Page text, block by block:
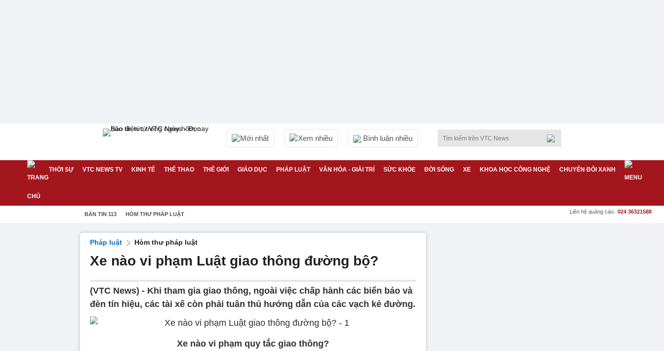
Mới nhất Xem nhiều Bình luận nhiều
THỜI SỰ VTC NEWS TV KINH TẾ THỂ THAO THẾ GIỚI GIÁO DỤC PHÁP LUẬT VĂN HÓA - GIẢI TRÍ SỨC KHỎE ĐỜI SỐNG XE KHOA HỌC CÔNG NGHỆ CHUYỂN ĐỔI XANH
BẢN TIN 113 HÒM THƯ PHÁP LUẬT Liên hệ quảng cáo: 024 36321588
Pháp luật Hòm thư pháp luật
Xe nào vi phạm Luật giao thông đường bộ?
(VTC News) - Khi tham gia giao thông, ngoài việc chấp hành các biển báo và
đèn tín hiệu, các tài xế còn phải tuân thủ hướng dẫn của các vạch kẻ đường.
Xe nào vi phạm quy tắc giao thông?